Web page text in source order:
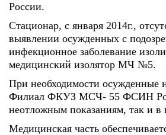
России.
Стационар, с января 2014г.,
выявлении осужденных с
инфекционное заболевание
медицинский изолятор МЧ №5.
При необходимости осужденные
Филиал ФКУЗ МСЧ- 55 ФСИН
неотложным показаниям, так и в
Медицинская часть